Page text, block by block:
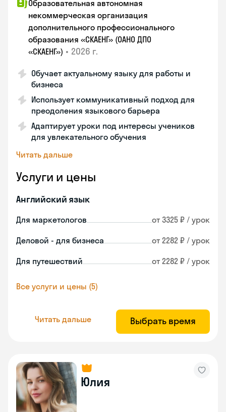
Образовательная автономная
некоммерческая организация
дополнительного профессионального
образования «СКАЕНГ» (ОАНО ДПО
«СКАЕНГ») • 2026 г.
Обучает актуальному языку для работы и
бизнеса
Использует коммуникативный подход для
преодоления языкового барьера
Адаптирует уроки под интересы учеников
для увлекательного обучения
Читать дальше
Услуги и цены
Английский язык
Для маркетологов от 3325 ₽ / урок
Деловой - для бизнеса от 2282 ₽ / урок
Для путешествий от 2282 ₽ / урок
Все услуги и цены (5)
Читать дальше Выбрать время
Юлия